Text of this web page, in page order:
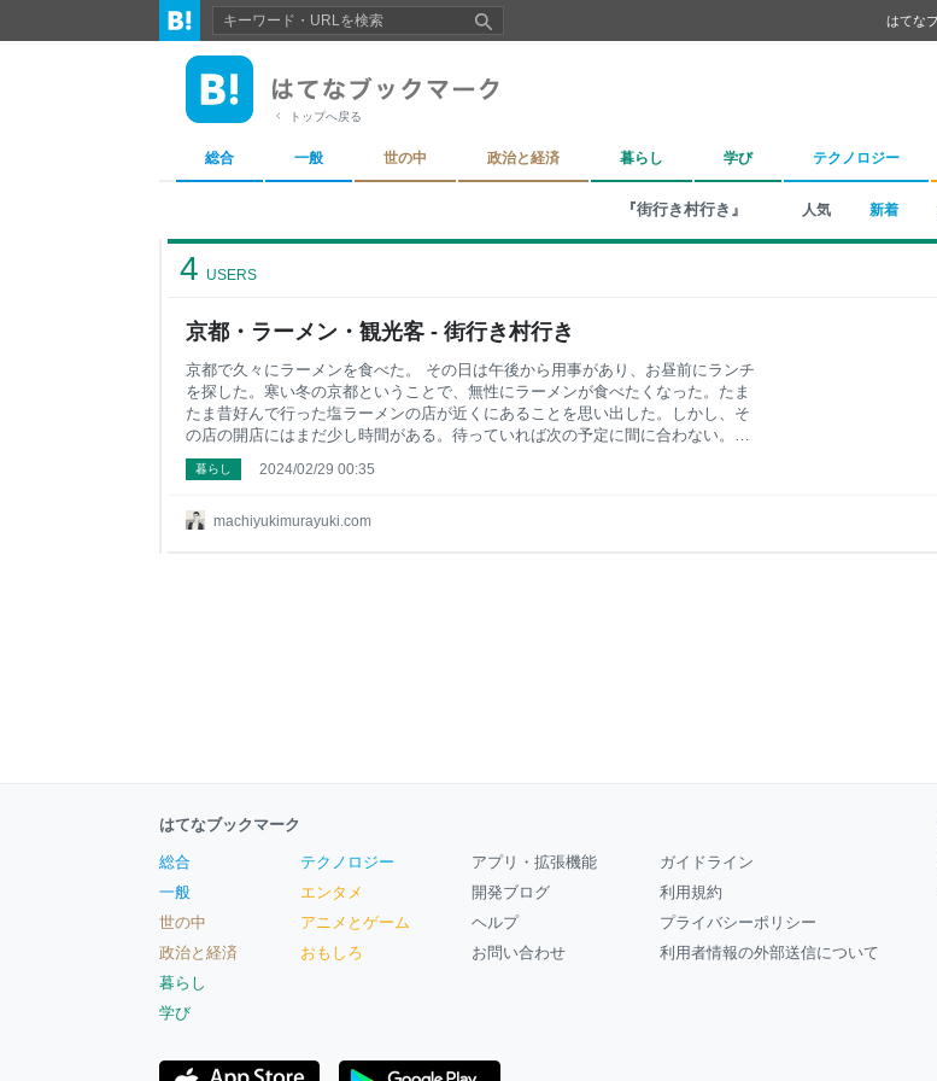
はてな
トップへ戻る
総合 一般 世の中 政治と経済 暮らし 学び テクノロジー
『街行き村行き』 人気 新着
京都・ラーメン・観光客 - 街行き村行き
4 USERS
machiyukimurayuki.com
京都で久々にラーメンを食べた。 その日は午後から用事があり、お昼前にランチ
を探した。寒い冬の京都ということで、無性にラーメンが食べたくなった。たま
たま昔好んで行った塩ラーメンの店が近くにあることを思い出した。しかし、そ
の店の開店にはまだ少し時間がある。待っていれば次の予定に間に合わない。仕
方なく、Googleマップを開いて近くの店を探すことにする。 舌はもうラーメン
を欲していたので、「ラーメン」と打ち込んで検索すると、レビュー件数の爆発
の10mほど目と鼻の先の距離にある。店先をのぞくと並んでいる人も少なく、人
暮らし 2024/02/29 00:35
はてなブックマーク
総合
一般
世の中
政治と経済
暮らし
学び
テクノロジー
エンタメ
アニメとゲーム
おもしろ
アプリ・拡張機能
開発ブログ
ヘルプ
お問い合わせ
ガイドライン
利用規約
プライバシーポリシー
利用者情報の外部送信について